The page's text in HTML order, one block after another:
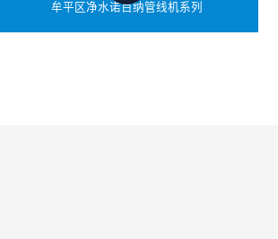
牟平区净水诺百纳管线机系列